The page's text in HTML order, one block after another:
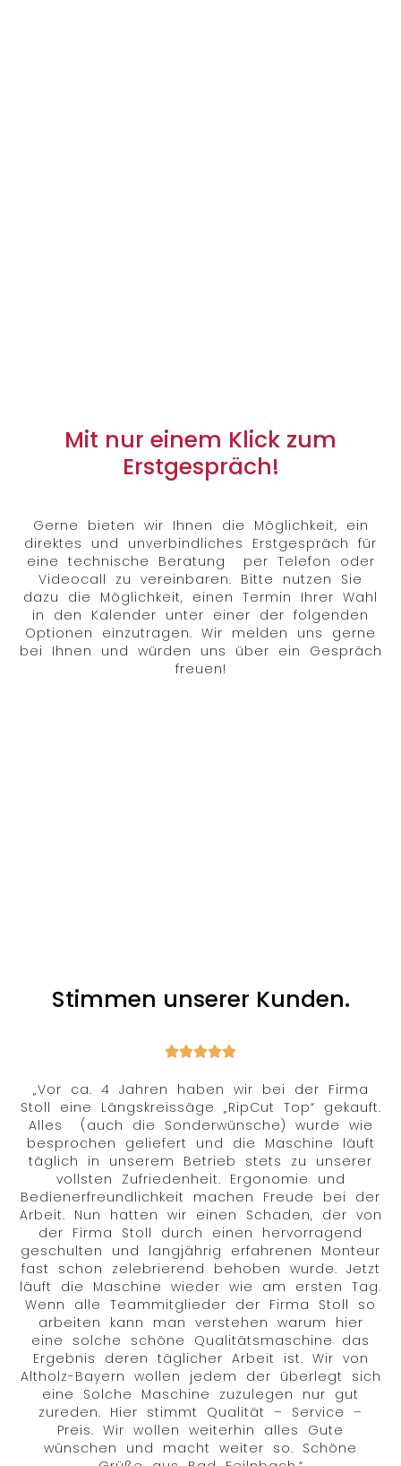
Mit nur einem Klick zum
Erstgespräch!
Gerne bieten wir Ihnen die Möglichkeit, ein
direktes und unverbindliches Erstgespräch für
eine technische Beratung per Telefon oder
Videocall zu vereinbaren. Bitte nutzen Sie
dazu die Möglichkeit, einen Termin Ihrer Wahl
in den Kalender unter einer der folgenden
Optionen einzutragen. Wir melden uns gerne
bei Ihnen und würden uns über ein Gespräch
freuen!
Stimmen unserer Kunden.
„Vor ca. 4 Jahren haben wir bei der Firma
Stoll eine Längskreissäge „RipCut Top“ gekauft.
Alles (auch die Sonderwünsche) wurde wie
besprochen geliefert und die Maschine läuft
täglich in unserem Betrieb stets zu unserer
vollsten Zufriedenheit. Ergonomie und
Bedienerfreundlichkeit machen Freude bei der
Arbeit. Nun hatten wir einen Schaden, der von
der Firma Stoll durch einen hervorragend
geschulten und langjährig erfahrenen Monteur
fast schon zelebrierend behoben wurde. Jetzt
läuft die Maschine wieder wie am ersten Tag.
Wenn alle Teammitglieder der Firma Stoll so
arbeiten kann man verstehen warum hier
eine solche schöne Qualitätsmaschine das
Ergebnis deren täglicher Arbeit ist. Wir von
Altholz-Bayern wollen jedem der überlegt sich
eine Solche Maschine zuzulegen nur gut
zureden. Hier stimmt Qualität – Service –
Preis. Wir wollen weiterhin alles Gute
wünschen und macht weiter so. Schöne